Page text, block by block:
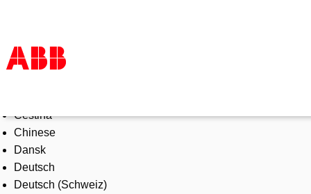
Products & Solutions
Industries
Services
About us
Where to buy
Čeština
Chinese
Dansk
Deutsch
Deutsch (Schweiz)